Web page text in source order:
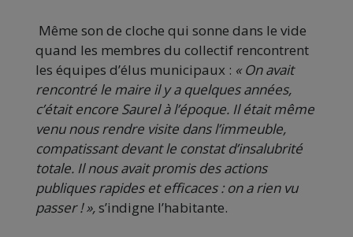
Même son de cloche qui sonne dans le vide
quand les membres du collectif rencontrent
les équipes d’élus municipaux : « On avait
rencontré le maire il y a quelques années,
c’était encore Saurel à l’époque. Il était même
venu nous rendre visite dans l’immeuble,
compatissant devant le constat d’insalubrité
totale. Il nous avait promis des actions
publiques rapides et efficaces : on a rien vu
passer ! »,s’indigne l’habitante.